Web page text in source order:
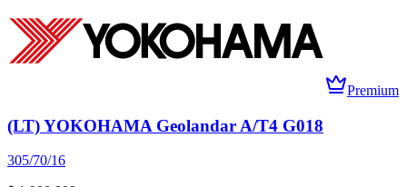
Premium
(LT) YOKOHAMA Geolandar A/T4 G018
305/70/16